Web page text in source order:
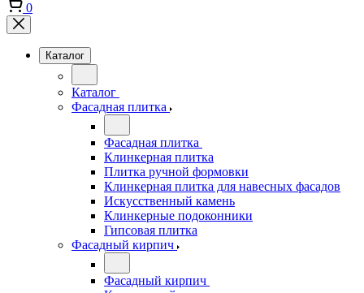
0
Каталог
Каталог
Фасадная плитка
Фасадная плитка
Клинкерная плитка
Плитка ручной формовки
Клинкерная плитка для навесных фасадов
Искусственный камень
Клинкерные подоконники
Гипсовая плитка
Фасадный кирпич
Фасадный кирпич